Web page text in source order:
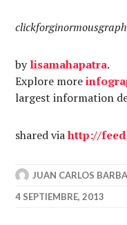
bylisamahapatra.
Explore more
largest information
shared viahttp://
JUAN CARLOS BARBA
4 SEPTIEMBRE, 2013